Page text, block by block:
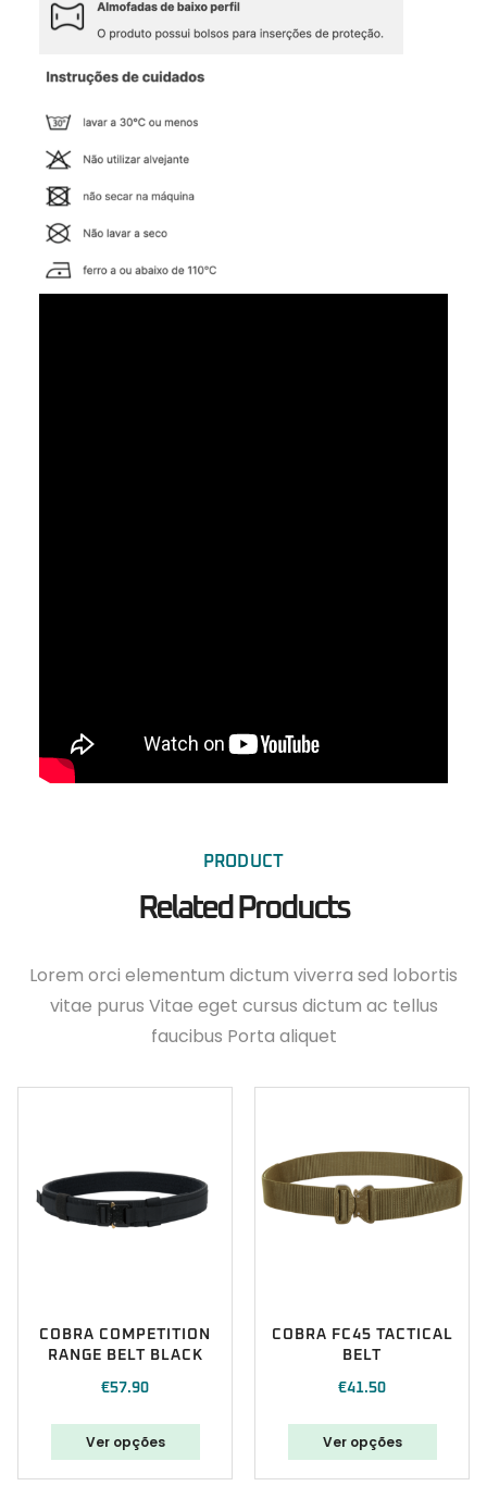
PRODUCT
Related Products
Lorem orci elementum dictum viverra sed lobortis
vitae purus Vitae eget cursus dictum ac tellus
faucibus Porta aliquet
COBRA COMPETITION
RANGE BELT BLACK
€57.90
Ver opções
COBRA FC45 TACTICAL
BELT
€41.50
Ver opções